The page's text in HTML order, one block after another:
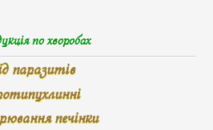
по хворобах
паразитів
печінки